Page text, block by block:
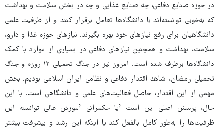
در حوزه صنایع دفاعی، چه صنایع غذایی و چه در بخش سلامت و بهداشت
که به‌خوبی توانسته‌اند با دانشگاه‌ها تعامل برقرار کنند و از ظرفیت علمی
دانشگاهیان برای رفع نیازهای خود بهره بگیرند. نیازهای حوزه غذا و دارو،
سلامت، بهداشت و همچنین نیازهای دفاعی در بسیاری از موارد با کمک
دانشگاه‌ها برطرف شده است. امروز نیز در جنگ تحمیلی ۱۲ روزه و جنگ
تحمیلی رمضان، شاهد اقتدار دفاعی و نظامی ایران اسلامی بودیم. بخش
مهمی از این اقتدار، حاصل فعالیت‌های علمی و دانشگاهی است. با این
حال، پرسش اصلی این است آیا حکمرانی آموزش عالی توانسته این
ظرفیت‌ها را به‌طور کامل بالفعل کند یا اینکه این رشد و پیشرفت بیشتر